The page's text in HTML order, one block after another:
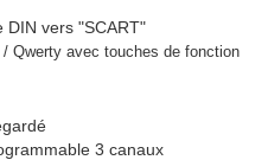
DIN vers "SCART"
Qwerty avec touches de fonction
3 canaux